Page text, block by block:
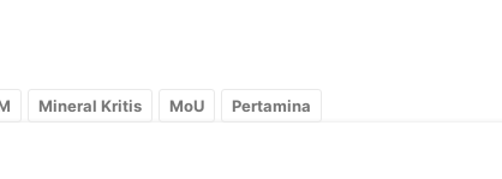
Mineral Kritis MoU Pertamina